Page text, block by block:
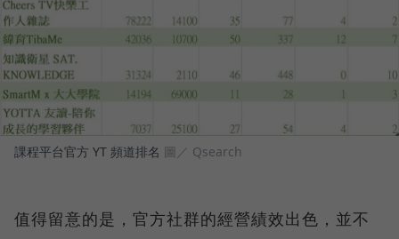
課程平台官方 YT 頻道排名 圖／ Qsearch
值得留意的是，官方社群的經營績效出色，並不